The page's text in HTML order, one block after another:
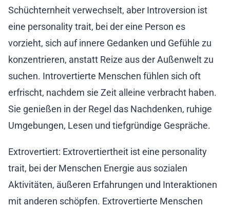
Schüchternheit verwechselt, aber Introversion ist
eine personality trait, bei der eine Person es
vorzieht, sich auf innere Gedanken und Gefühle zu
konzentrieren, anstatt Reize aus der Außenwelt zu
suchen. Introvertierte Menschen fühlen sich oft
erfrischt, nachdem sie Zeit alleine verbracht haben.
Sie genießen in der Regel das Nachdenken, ruhige
Umgebungen, Lesen und tiefgründige Gespräche.
Extrovertiert: Extrovertiertheit ist eine personality
trait, bei der Menschen Energie aus sozialen
Aktivitäten, äußeren Erfahrungen und Interaktionen
mit anderen schöpfen. Extrovertierte Menschen